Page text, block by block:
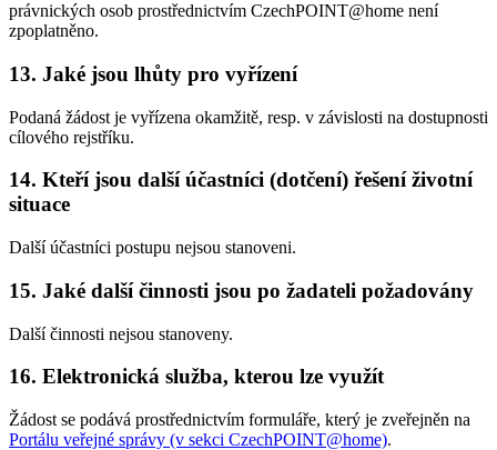
právnických osob prostřednictvím CzechPOINT@home není
zpoplatněno.
13. Jaké jsou lhůty pro vyřízení
Podaná žádost je vyřízena okamžitě, resp. v závislosti na dostupnosti
cílového rejstříku.
14. Kteří jsou další účastníci (dotčení) řešení životní
situace
Další účastníci postupu nejsou stanoveni.
15. Jaké další činnosti jsou po žadateli požadovány
Další činnosti nejsou stanoveny.
16. Elektronická služba, kterou lze využít
Žádost se podává prostřednictvím formuláře, který je zveřejněn na
Portálu veřejné správy (v sekci CzechPOINT@home).